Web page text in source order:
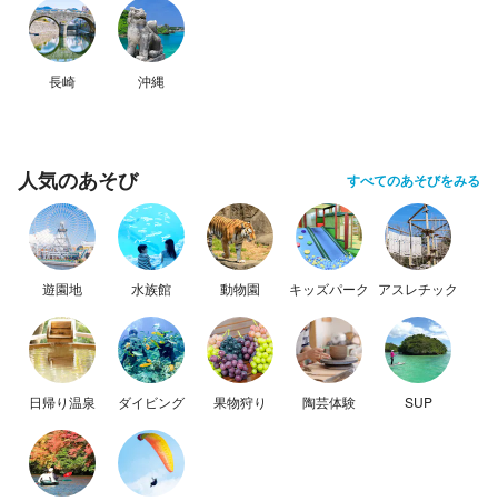
長崎 沖縄
人気のあそび すべてのあそびをみる
遊園地 水族館 動物園 キッズパーク アスレチック
日帰り温泉 ダイビング 果物狩り 陶芸体験 SUP